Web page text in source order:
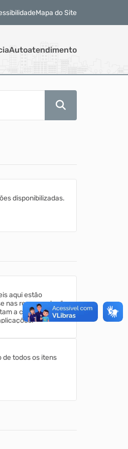
Mapa do Site
Autoatendimento
disponibilizadas.
aqui estão
nas recomendações
a criação de
de todos os itens